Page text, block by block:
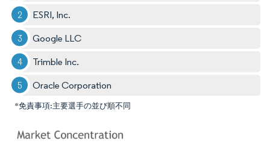
ESRI, Inc.
Google LLC
Trimble Inc.
Oracle Corporation
*免責事項:主要選手の並び順不同